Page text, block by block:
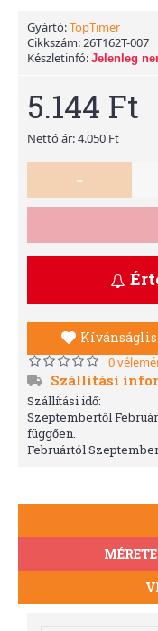
Gyártó:TopTimer
Cikkszám:26T162T-007
Készletinfó: Jelenleg
5.144 Ft
Nettó ár: 4.050 Ft
-
0
Szállítási
Szállítási idő:
Szeptembertől
függően.
Februártól